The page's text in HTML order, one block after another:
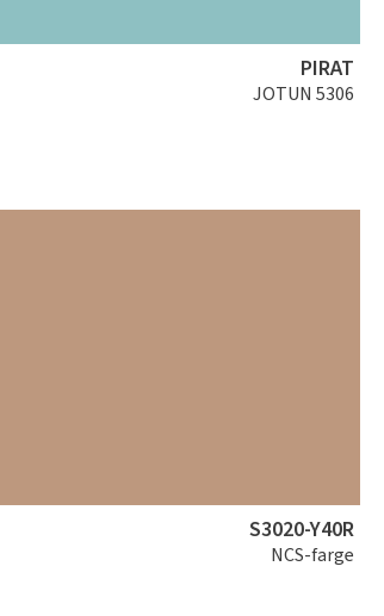
PIRAT
JOTUN 5306
S3020-Y40R
NCS-farge